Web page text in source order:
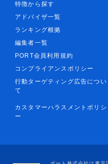
特徴から探す
アドバイザ一覧
ランキング根拠
編集者一覧
PORT会員利用規約
コンプライアンスポリシー
行動ターゲティング広告につい
て
カスタマーハラスメントポリシ
ー